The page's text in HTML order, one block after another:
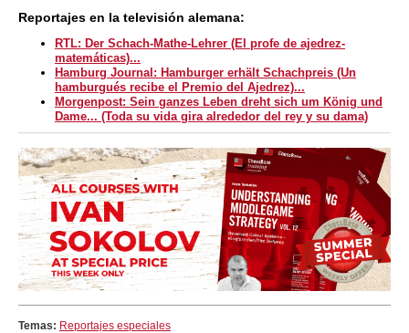
Reportajes en la televisión alemana:
RTL: Der Schach-Mathe-Lehrer (El profe de ajedrez-
matemáticas)...
Hamburg Journal: Hamburger erhält Schachpreis (Un
hamburgués recibe el Premio del Ajedrez)...
Morgenpost: Sein ganzes Leben dreht sich um König und
Dame... (Toda su vida gira alrededor del rey y su dama)
Temas: Reportajes especiales